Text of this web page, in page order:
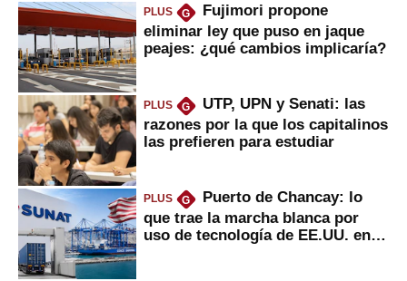
PLUS G
Fujimori propone
eliminar ley que puso en jaque
peajes: ¿qué cambios implicaría?
PLUS G
UTP, UPN y Senati: las
razones por la que los capitalinos
las prefieren para estudiar
PLUS G
Puerto de Chancay: lo
que trae la marcha blanca por
uso de tecnología de EE.UU. en